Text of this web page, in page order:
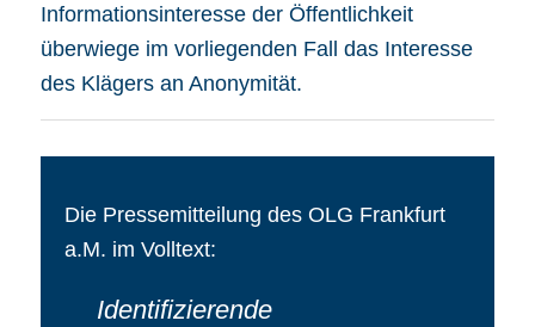
Informationsinteresse der Öffentlichkeit
überwiege im vorliegenden Fall das Interesse
des Klägers an Anonymität.
Die Pressemitteilung des OLG Frankfurt
a.M. im Volltext:
Identifizierende